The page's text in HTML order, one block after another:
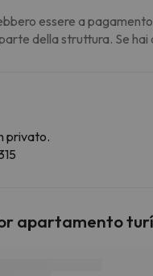
essere a
della struttura. Se
privato.
apartamento